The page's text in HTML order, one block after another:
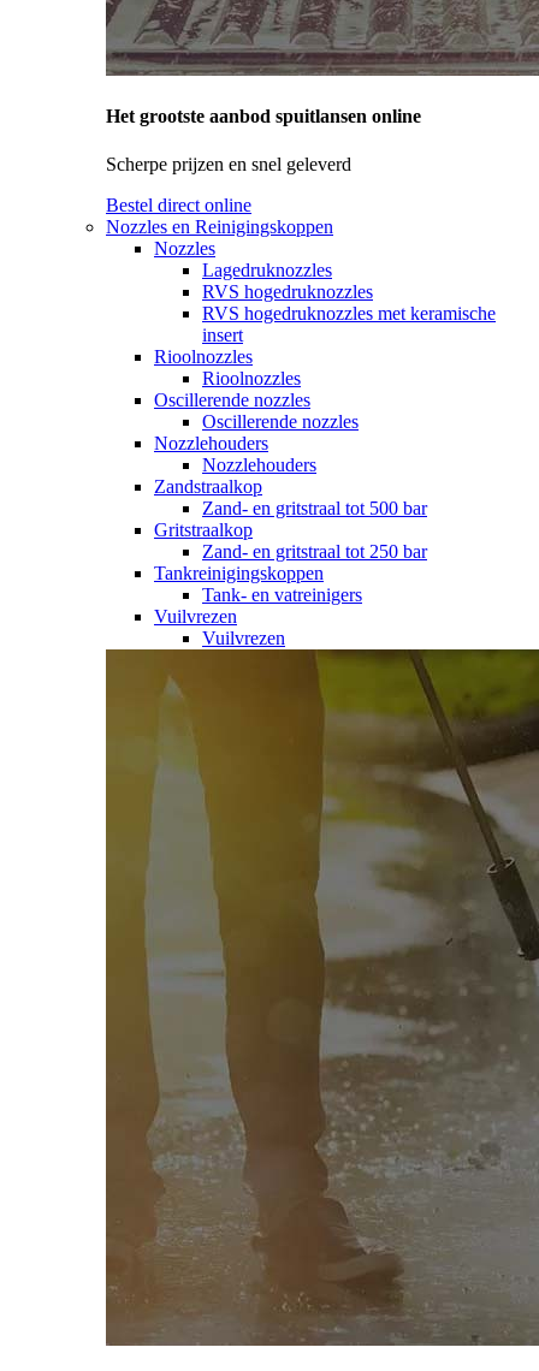
Het grootste aanbod spuitlansen online
Scherpe prijzen en snel geleverd
Bestel direct online
Nozzles en Reinigingskoppen
Nozzles
Lagedruknozzles
RVS hogedruknozzles
RVS hogedruknozzles met keramische
insert
Rioolnozzles
Rioolnozzles
Oscillerende nozzles
Oscillerende nozzles
Nozzlehouders
Nozzlehouders
Zandstraalkop
Zand- en gritstraal tot 500 bar
Gritstraalkop
Zand- en gritstraal tot 250 bar
Tankreinigingskoppen
Tank- en vatreinigers
Vuilvrezen
Vuilvrezen